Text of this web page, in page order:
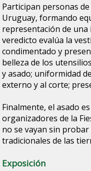
Participan personas
Uruguay, formando
representación de
veredicto evalúa la
condimentado y
belleza de los
y asado; uniformidad
externo y al corte;
Finalmente, el asado
organizadores de la
no se vayan sin probar
tradicionales de las
Exposición